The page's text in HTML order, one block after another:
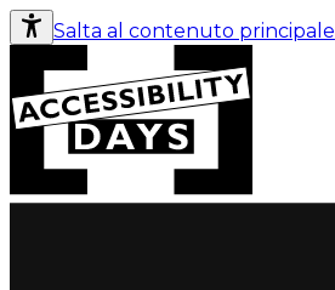
Salta al contenuto principale